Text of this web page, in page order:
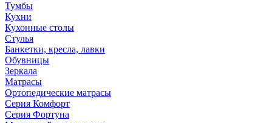
Тумбы
Кухни
Кухонные столы
Стулья
Банкетки, кресла, лавки
Обувницы
Зеркала
Матрасы
Ортопедические матрасы
Серия Комфорт
Серия Фортуна